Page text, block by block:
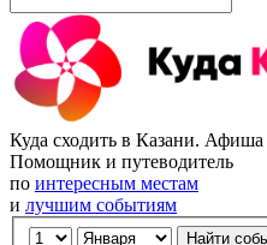
Куда сходить в Казани. Афиша
Помощник и путеводитель
по интересным местам
и лучшим событиям